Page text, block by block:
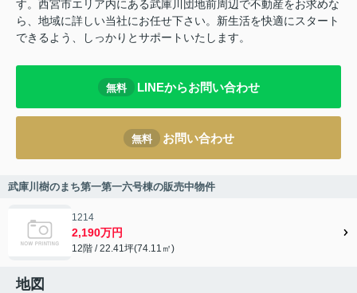
す。西宮市エリア内にある武庫川団地前周辺で不動産をお求めな
ら、地域に詳しい当社にお任せ下さい。新生活を快適にスタート
できるよう、しっかりとサポートいたします。
無料 LINEからお問い合わせ
無料 お問い合わせ
武庫川樹のまち第一第一六号棟の販売中物件
1214
2,190万円
12階 / 22.41坪(74.11㎡)
地図